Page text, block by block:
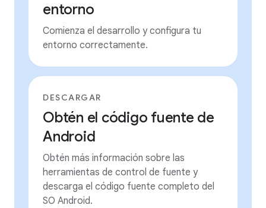
entorno
Comienza el desarrollo y configura tu
entorno correctamente.
DESCARGAR
Obtén el código fuente de
Android
Obtén más información sobre las
herramientas de control de fuente y
descarga el código fuente completo del
SO Android.